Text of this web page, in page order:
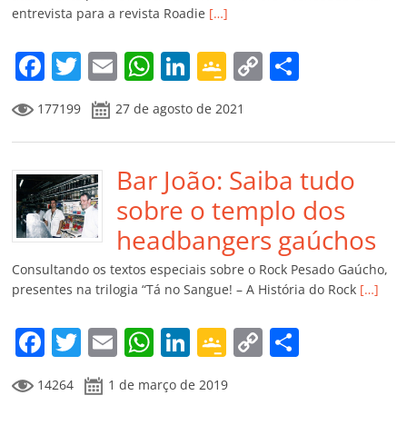
o
m
entrevista para a revista Roadie […]
F
a
c
e
b
o
o
k
T
w
itt
er
E
m
ai
l
W
at
s
A
p
p
Li
n
k
e
dI
n
G
o
o
gl
e
Cl
a
ss
ro
o
m
C
y
Li
n
k
p
ar
til
h
ar
177199 27 de agosto de 2021
Bar João: Saiba tudo
sobre o templo dos
headbangers gaúchos
Consultando os textos especiais sobre o Rock Pesado Gaúcho,
presentes na trilogia “Tá no Sangue! – A História do Rock […]
F
a
c
T
w
itt
E
m
ai
W
at
Li
n
k
G
o
o
C
14264 1 de março de 2019